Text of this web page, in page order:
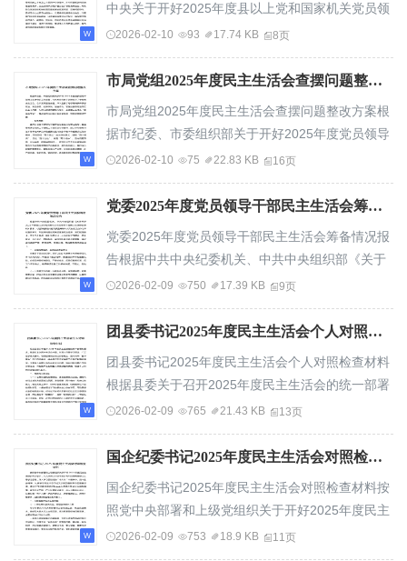
中央关于开好2025年度县以上党和国家机关党员领
导干部民主生活会的部署要求，领导班子在深入...
2026-02-10 93 17.74 KB 8页
市局党组2025年度民主生活会查摆问题整改方案
市局党组2025年度民主生活会查摆问题整改方案根
据市纪委、市委组织部关于开好2025年度党员领导
干部民主生活会的工作部署，市水利局党组于近...
2026-02-10 75 22.83 KB 16页
党委2025年度党员领导干部民主生活会筹备情况报告
党委2025年度党员领导干部民主生活会筹备情况报
告根据中共中央纪委机关、中共中央组织部《关于
开好2025年度县以上党和国家机关党员领导干部...
2026-02-09 750 17.39 KB 9页
团县委书记2025年度民主生活会个人对照检查材料
团县委书记2025年度民主生活会个人对照检查材料
根据县委关于召开2025年度民主生活会的统一部署
和要求，我紧扣本次民主生活会主题，在深入开...
2026-02-09 765 21.43 KB 13页
国企纪委书记2025年度民主生活会对照检查材料（五个方面）
国企纪委书记2025年度民主生活会对照检查材料按
照党中央部署和上级党组织关于开好2025年度民主
生活会的有关要求，本人坚持以习近平新时代中...
2026-02-09 753 18.9 KB 11页